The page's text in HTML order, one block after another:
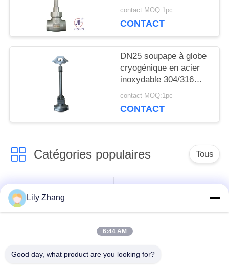
POLITIQUE
CONFIDENTIALITÉ
304/316 5.0 MPa
contact MOQ:1pc
CONTACT
DN25 soupape à globe
cryogénique en acier
inoxydable 304/316
avec joint PTFE et
CF8/CF3 pour -196°C à
contact MOQ:1pc
CONTACT
Catégories populaires Tous
Vanne cryogénique
cryogéniques
cryogénique
cryogénique
Lily Zhang
6:44 AM
Good day, what product are you looking for?